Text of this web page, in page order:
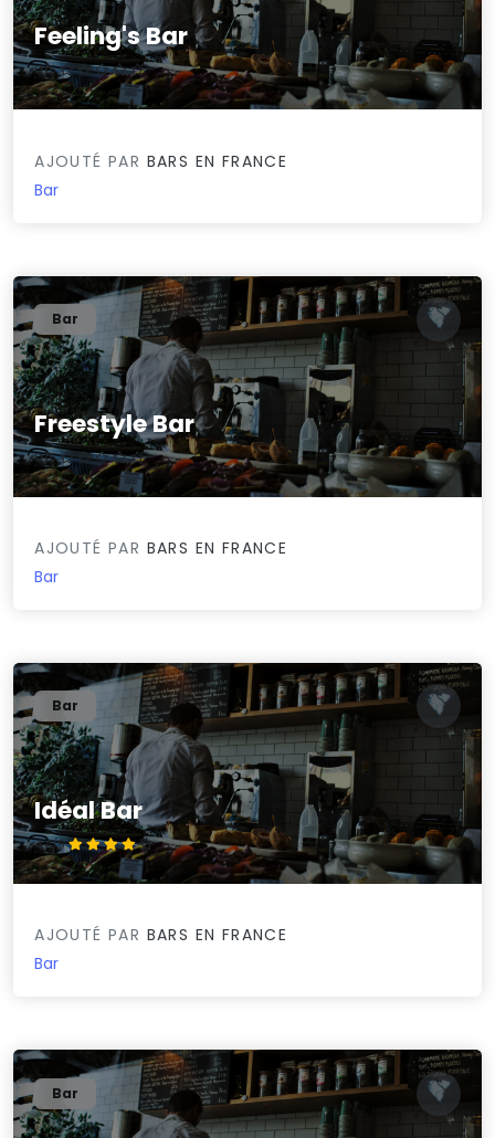
Feeling's Bar
0/5
AJOUTÉ PAR BARS EN FRANCE
Bar
Freestyle Bar
0/5
Bar
AJOUTÉ PAR BARS EN FRANCE
Bar
Idéal Bar
4.4/5
Bar
AJOUTÉ PAR BARS EN FRANCE
Bar
Bar